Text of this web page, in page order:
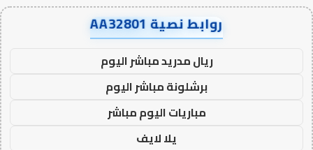
روابط نصية AA32801
ريال مدريد مباشر اليوم
برشلونة مباشر اليوم
مباريات اليوم مباشر
يلا لايف